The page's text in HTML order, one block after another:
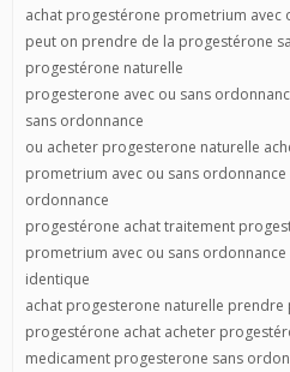
achat progestérone prometrium avec
peut on prendre de la progestérone
progestérone naturelle
progesterone avec ou sans
sans ordonnance
ou acheter progesterone naturelle
prometrium avec ou sans
ordonnance
progestérone achat traitement
prometrium avec ou sans
identique
achat progesterone naturelle
progestérone achat acheter
medicament progesterone sans